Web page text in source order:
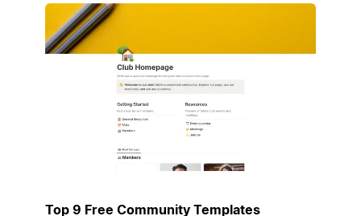
Top 9 Free Community Templates